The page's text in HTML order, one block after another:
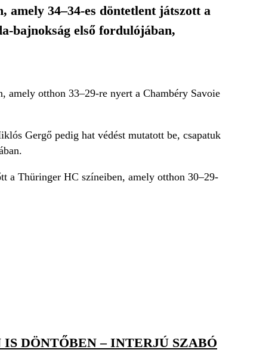
34–34-es döntetlent játszott a
bajnokság első fordulójában,
amely otthon 33–29-re nyert a Chambéry Savoie
Gergő pedig hat védést mutatott be, csapatuk
a Thüringer HC színeiben, amely otthon 30–29-
DÖNTŐBEN – INTERJÚ SZABÓ